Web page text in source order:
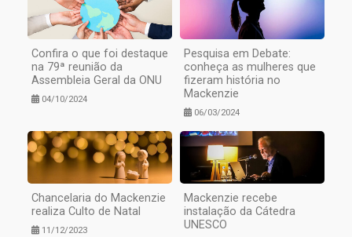
Confira o que foi destaque
na 79ª reunião da
Assembleia Geral da ONU
04/10/2024
Pesquisa em Debate:
conheça as mulheres que
fizeram história no
Mackenzie
06/03/2024
Chancelaria do Mackenzie
realiza Culto de Natal
11/12/2023
Mackenzie recebe
instalação da Cátedra
UNESCO